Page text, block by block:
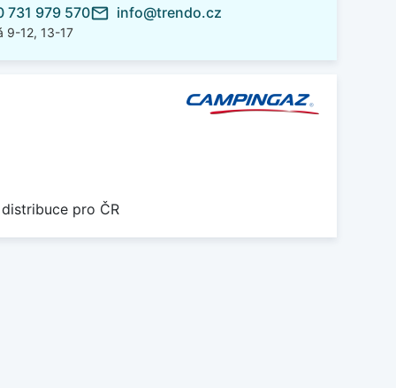
731 979 570
9-12, 13-17
mail_outline info@trendo.cz
pro ČR